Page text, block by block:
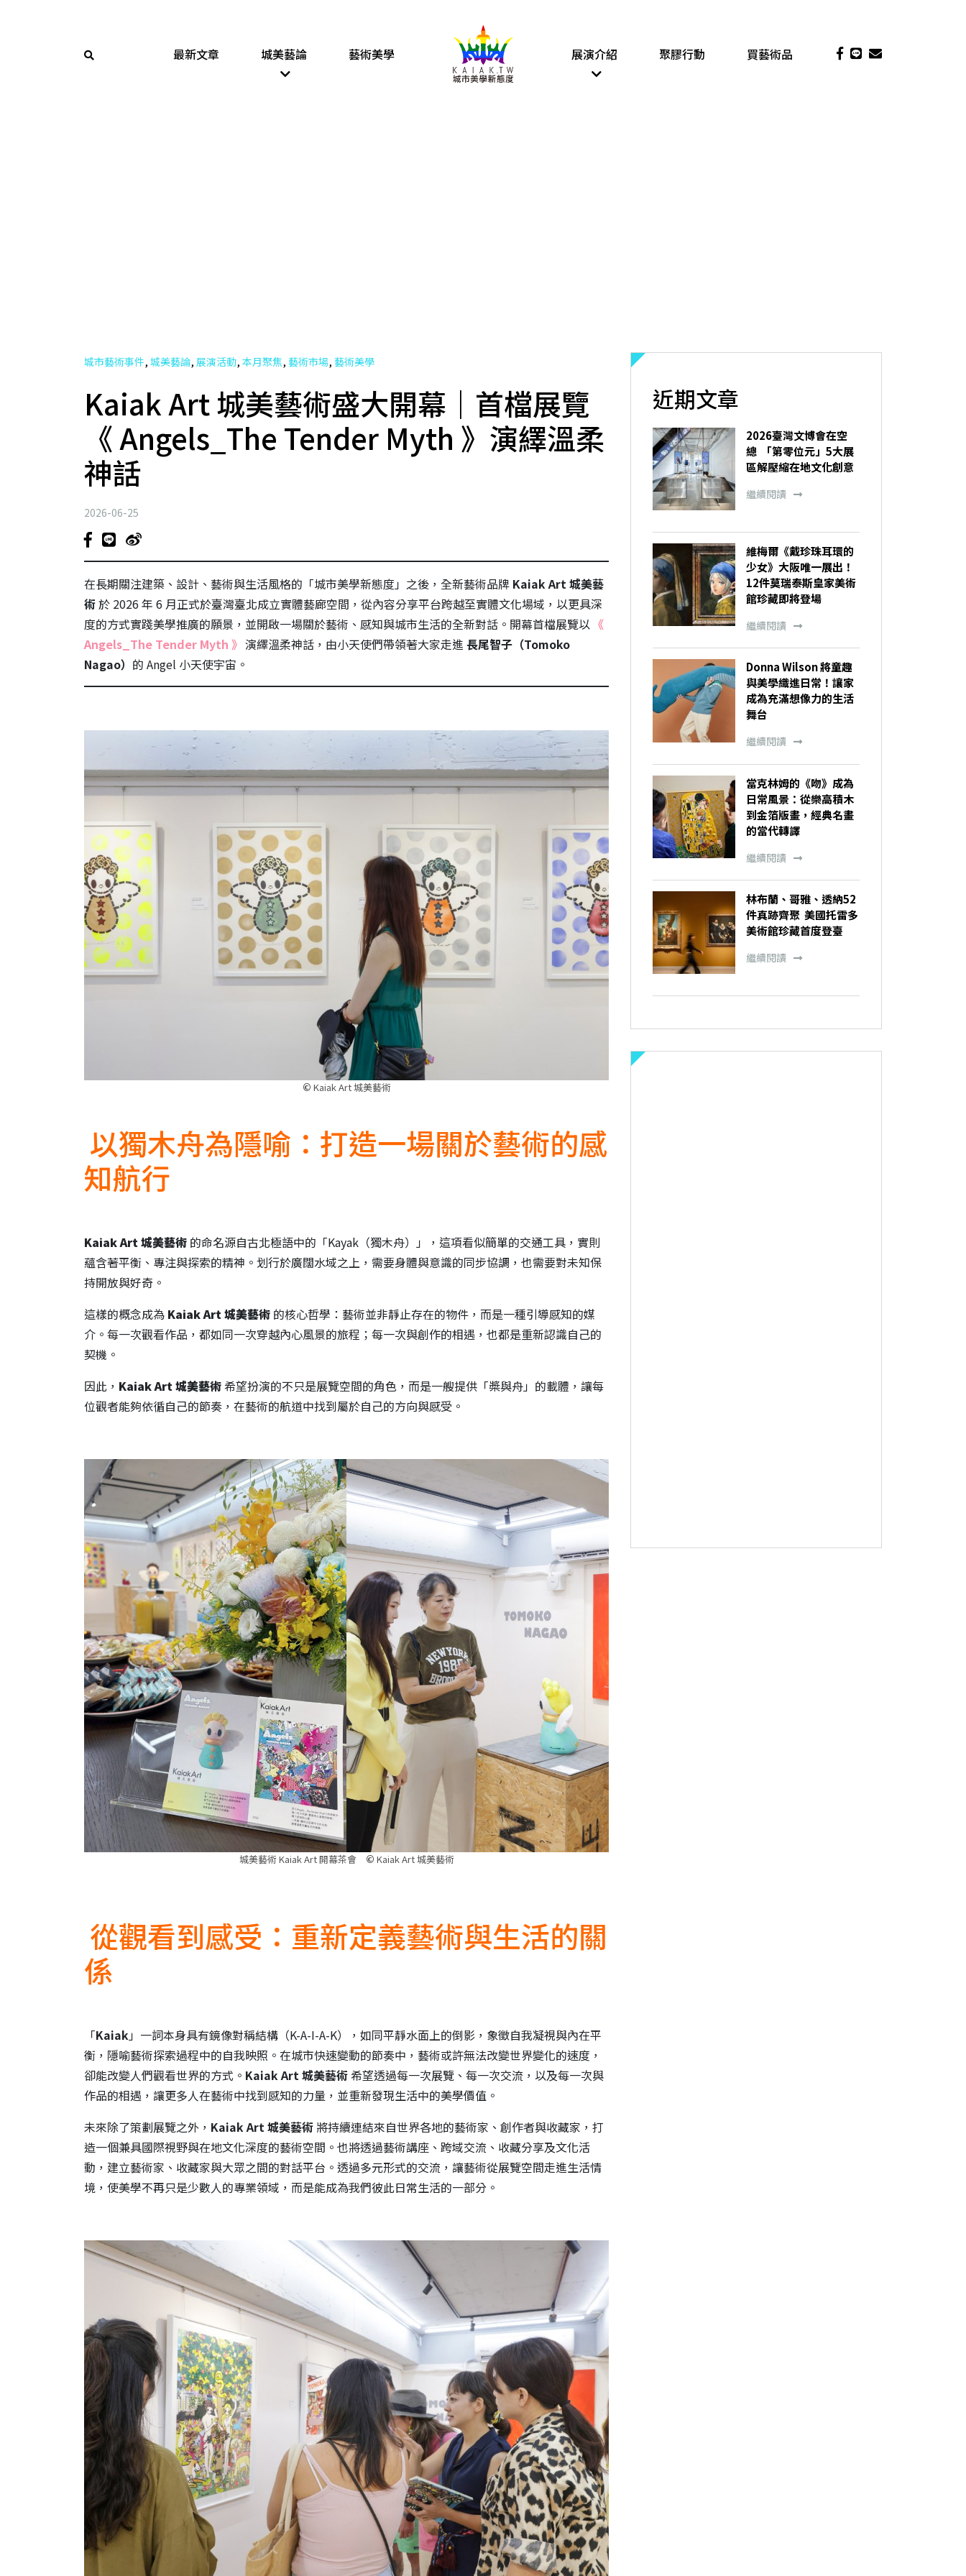
最新文章 城美藝論 藝術美學 展演介紹 聚膠行動 買藝術品
城市藝術事件, 城美藝論, 展演活動, 本月聚焦, 藝術市場, 藝術美學
Kaiak Art 城美藝術盛大開幕｜首檔展覽
《 Angels_The Tender Myth 》演繹溫柔
神話
2026-06-25
在長期關注建築、設計、藝術與生活風格的「城市美學新態度」之後，全新藝術品牌 Kaiak Art城美藝
術於 2026 年 6 月正式於臺灣臺北成立實體藝廊空間，從內容分享平台跨越至實體文化場域，以更具深
度的方式實踐美學推廣的願景，並開啟一場關於藝術、感知與城市生活的全新對話。開幕首檔展覽以 《
Angels_The Tender Myth 》 演繹溫柔神話，由小天使們帶領著大家走進長尾智子（Tomoko
Nagao） 的 Angel 小天使宇宙。
© Kaiak Art 城美藝術
以獨木舟為隱喻：打造一場關於藝術的感
知航行
Kaiak Art城美藝術 的命名源自古北極語中的「Kayak（獨木舟）」，這項看似簡單的交通工具，實則
蘊含著平衡、專注與探索的精神。划行於廣闊水域之上，需要身體與意識的同步協調，也需要對未知保
持開放與好奇。
這樣的概念成為 Kaiak Art城美藝術 的核心哲學：藝術並非靜止存在的物件，而是一種引導感知的媒
介。每一次觀看作品，都如同一次穿越內心風景的旅程；每一次與創作的相遇，也都是重新認識自己的
契機。
因此， Kaiak Art城美藝術 希望扮演的不只是展覽空間的角色，而是一艘提供「槳與舟」的載體，讓每
位觀者能夠依循自己的節奏，在藝術的航道中找到屬於自己的方向與感受。
城美藝術 Kaiak Art 開幕茶會 © Kaiak Art 城美藝術
從觀看到感受：重新定義藝術與生活的關
係
「Kaiak」一詞本身具有鏡像對稱結構（K-A-I-A-K），如同平靜水面上的倒影，象徵自我凝視與內在平
衡，隱喻藝術探索過程中的自我映照。在城市快速變動的節奏中，藝術或許無法改變世界變化的速度，
卻能改變人們觀看世界的方式。 Kaiak Art城美藝術 希望透過每一次展覽、每一次交流，以及每一次與
作品的相遇，讓更多人在藝術中找到感知的力量，並重新發現生活中的美學價值。
未來除了策劃展覽之外， Kaiak Art城美藝術 將持續連結來自世界各地的藝術家、創作者與收藏家，打
造一個兼具國際視野與在地文化深度的藝術空間。也將透過藝術講座、跨域交流、收藏分享及文化活
動，建立藝術家、收藏家與大眾之間的對話平台。透過多元形式的交流，讓藝術從展覽空間走進生活情
境，使美學不再只是少數人的專業領域，而是能成為我們彼此日常生活的一部分。
近期文章
2026臺灣文博會在空
總 「第零位元」5大展
區解壓縮在地文化創意
繼續閱讀
維梅爾《戴珍珠耳環的
少女》大阪唯一展出！
12件莫瑞泰斯皇家美術
館珍藏即將登場
繼續閱讀
Donna Wilson 將童趣
與美學織進日常！讓家
成為充滿想像力的生活
舞台
繼續閱讀
當克林姆的《吻》成為
日常風景：從樂高積木
到金箔版畫，經典名畫
的當代轉譯
繼續閱讀
林布蘭、哥雅、透納52
件真跡齊聚 美國托雷多
美術館珍藏首度登臺
繼續閱讀